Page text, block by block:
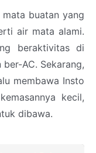
buatan yang
air mata alami.
beraktivitas di
AC. Sekarang,
membawa Insto
kecil,
dibawa.